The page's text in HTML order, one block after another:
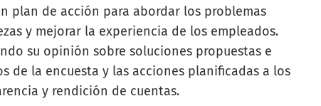
plan de acción para abordar los problemas
y mejorar la experiencia de los empleados.
su opinión sobre soluciones propuestas e
de la encuesta y las acciones planificadas a los
y rendición de cuentas.